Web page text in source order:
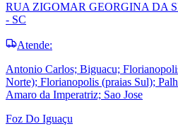
RUA ZIGOMAR GEORGINA DA
- SC
Atende:
Antonio Carlos; Biguacu;
Norte); Florianopolis (praias Sul);
Amaro da Imperatriz; Sao Jose
Foz Do Iguaçu